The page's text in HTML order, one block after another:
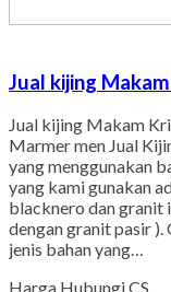
Jual kijing
Jual kijing Makam
Marmer men Jual
yang menggunakan
yang kami gunakan
blacknero dan granit
dengan granit pasir ).
jenis bahan yang…
Harga Hubungi CS